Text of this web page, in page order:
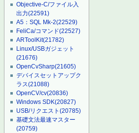
Objective-C/ファイル入
出力(22591)
A5：SQL Mk-2(22529)
FeliCa/コマンド(22527)
ARToolKit(21782)
Linux/USBガジェット
(21676)
OpenCvSharp(21605)
デバイスセットアップク
ラス(21088)
OpenCV/cv(20836)
Windows SDK(20827)
USB/リクエスト(20785)
基礎文法最速マスター
(20759)